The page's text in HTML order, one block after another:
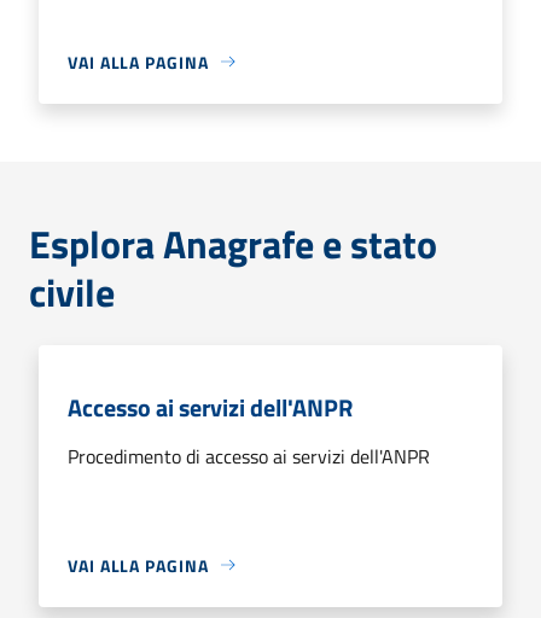
VAI ALLA PAGINA
Esplora Anagrafe e stato
civile
Accesso ai servizi dell'ANPR
Procedimento di accesso ai servizi dell'ANPR
VAI ALLA PAGINA